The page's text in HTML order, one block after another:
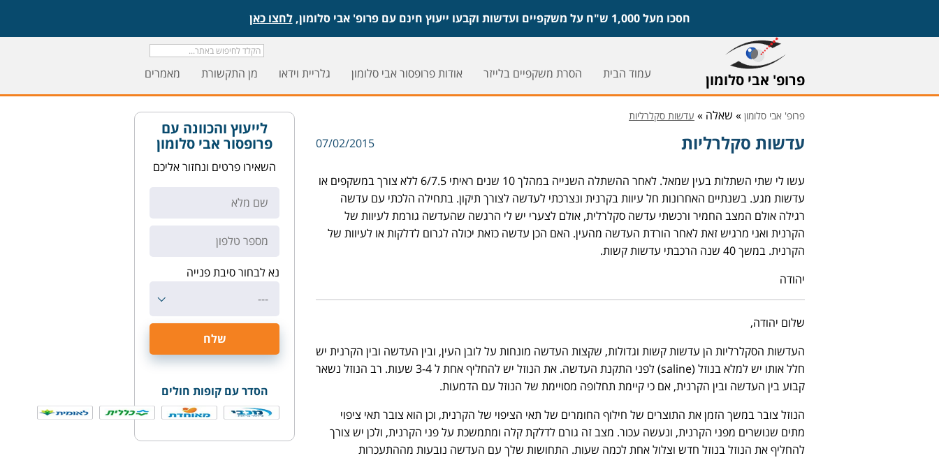
חסכו מעל 1,000 ש"ח על משקפיים ועדשות וקבעו ייעוץ חינם עם פרופ' אבי סלומון, לחצו כאן
פרופ' אבי סלומון עמוד הבית הסרת משקפיים בלייזר אודות פרופסור אבי סלומון גלריית וידאו מן התקשורת מאמרים
פרופ' אבי סלומון » שאלה » עדשות סקלרליות
עדשות סקלרליות 07/02/2015
עשו לי שתי השתלות בעין שמאל. לאחר ההשתלה השנייה במהלך 10 שנים ראיתי 6/7.5 ללא צורך במשקפים או
עדשות מגע. בשנתיים האחרונות חל עיוות בקרנית ונצרכתי לעדשה לצורך תיקון. בתחילה הלכתי עם עדשה
רגילה אולם המצב החמיר ורכשתי עדשה סקלרלית, אולם לצערי יש לי הרגשה שהעדשה גורמת לעיוות של
הקרנית ואני מרגיש זאת לאחר הורדת העדשה מהעין. האם הכן עדשה כזאת יכולה לגרום לדלקות או לעיוות של
הקרנית. במשך 40 שנה הרכבתי עדשות קשות.
יהודה
שלום יהודה,
העדשות הסקלרליות הן עדשות קשות וגדולות, שקצות העדשה מונחות על לובן העין, ובין העדשה ובין הקרנית יש
חלל אותו יש למלא בנוזל (saline) לפני התקנת העדשה. את הנוזל יש להחליף אחת ל 3-4 שעות. רב הנוזל נשאר
קבוע בין העדשה ובין הקרנית, אם כי קיימת תחלופה מסויימת של הנוזל עם הדמעות.
הנוזל צובר במשך הזמן את התוצרים של חילוף החומרים של תאי הציפוי של הקרנית, וכן הוא צובר תאי ציפוי
מתים שנושרים מפני הקרנית, ונעשה עכור. מצב זה גורם לדלקת קלה ומתמשכת על פני הקרנית, ולכן יש צורך
להחליף את הנוזל בנוזל חדש וצלול אחת לכמה שעות. התחושות שלך עם העדשה נובעות מההתעכרות
לייעוץ והכוונה עם
פרופסור אבי סלומון
השאירו פרטים ונחזור אליכם
נא לבחור סיבת פנייה
---
הסדר עם קופות חולים